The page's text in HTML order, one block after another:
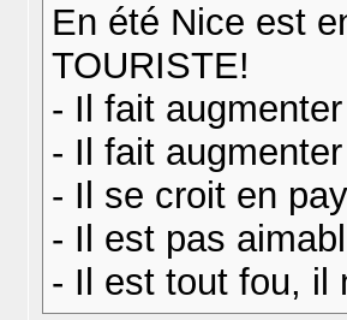
En été Nice est
TOURISTE!
- Il fait
- Il fait
- Il se croit en
- Il est pas
- Il est tout fou, il